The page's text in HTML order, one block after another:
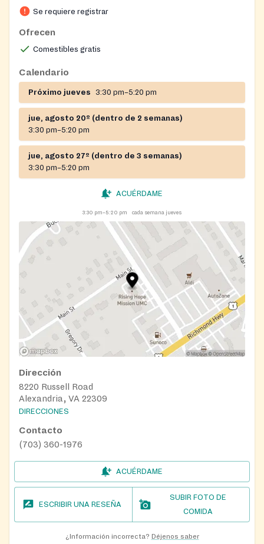
Se requiere registrar
Ofrecen
Comestibles gratis
Calendario
Próximo jueves 3:30 pm–5:20 pm
jue, agosto 20º (dentro de 2 semanas)
3:30 pm–5:20 pm
jue, agosto 27º (dentro de 3 semanas)
3:30 pm–5:20 pm
ACUÉRDAME
3:30 pm–5:20 pm cada semana jueves
Dirección
8220 Russell Road
Alexandria, VA 22309
DIRECCIONES
Contacto
(703) 360-1976
ACUÉRDAME
ESCRIBIR UNA RESEÑA
SUBIR FOTO DE
COMIDA
¿Información incorrecta? Déjenos saber